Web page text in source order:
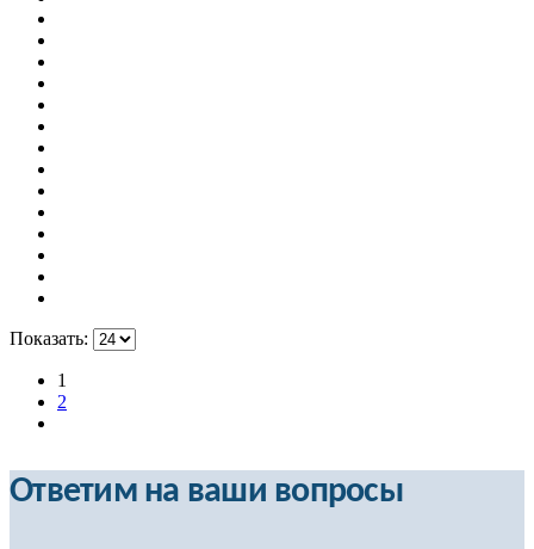
Показать:
1
2
Ответим на ваши вопросы